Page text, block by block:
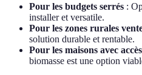
Pour les budgets serrés :
installer et versatile.
Pour les zones rurales
solution durable et rentable.
Pour les maisons avec
biomasse est une option